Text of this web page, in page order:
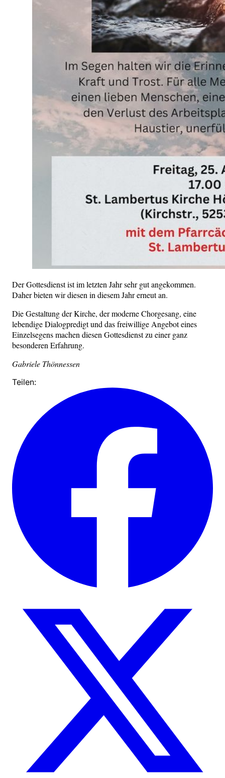
Der Gottesdienst ist im letzten Jahr sehr gut angekommen.
Daher bieten wir diesen in diesem Jahr erneut an.
Die Gestaltung der Kirche, der moderne Chorgesang, eine
lebendige Dialogpredigt und das freiwillige Angebot eines
Einzelsegens machen diesen Gottesdienst zu einer ganz
besonderen Erfahrung.
Gabriele Thönnessen
Teilen: